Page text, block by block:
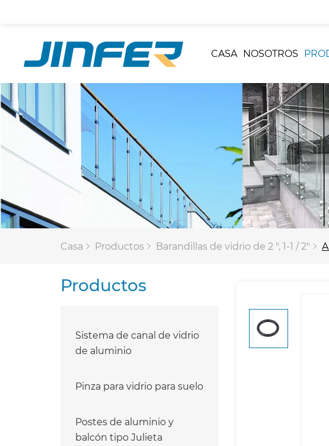
CASA NOSOTROS
Casa Productos Barandillas de vidrio de 2 ", 1-1 / 2"
Productos
Sistema de canal de vidrio
de aluminio
Pinza para vidrio para suelo
Postes de aluminio y
balcón tipo Julieta